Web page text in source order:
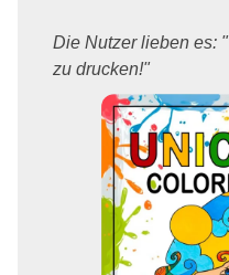
Die Nutzer lieben es:
zu drucken!"